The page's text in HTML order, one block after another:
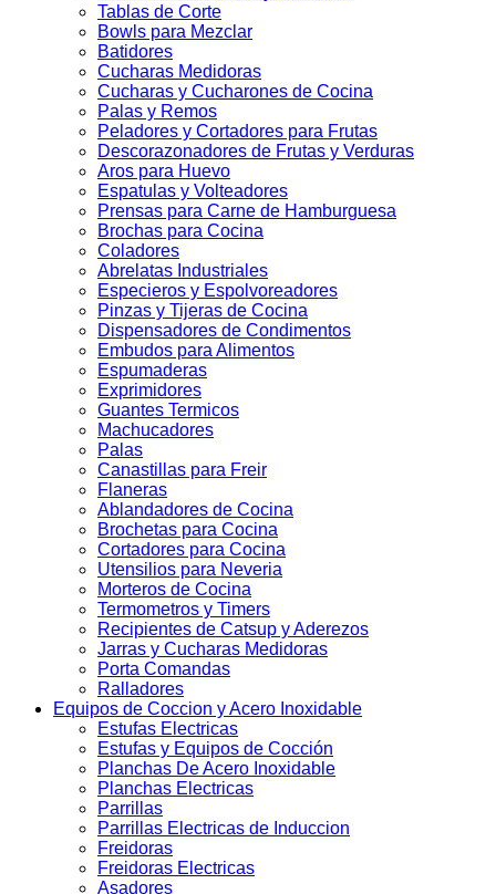
Tablas de Corte
Bowls para Mezclar
Batidores
Cucharas Medidoras
Cucharas y Cucharones de Cocina
Palas y Remos
Peladores y Cortadores para Frutas
Descorazonadores de Frutas y Verduras
Aros para Huevo
Espatulas y Volteadores
Prensas para Carne de Hamburguesa
Brochas para Cocina
Coladores
Abrelatas Industriales
Especieros y Espolvoreadores
Pinzas y Tijeras de Cocina
Dispensadores de Condimentos
Embudos para Alimentos
Espumaderas
Exprimidores
Guantes Termicos
Machucadores
Palas
Canastillas para Freir
Flaneras
Ablandadores de Cocina
Brochetas para Cocina
Cortadores para Cocina
Utensilios para Neveria
Morteros de Cocina
Termometros y Timers
Recipientes de Catsup y Aderezos
Jarras y Cucharas Medidoras
Porta Comandas
Ralladores
Equipos de Coccion y Acero Inoxidable
Estufas Electricas
Estufas y Equipos de Cocción
Planchas De Acero Inoxidable
Planchas Electricas
Parrillas
Parrillas Electricas de Induccion
Freidoras
Freidoras Electricas
Asadores